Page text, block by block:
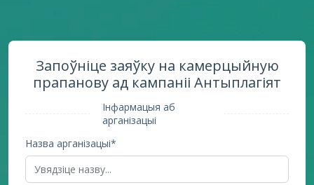
Запоўніце заяўку на камерцыйную
прапанову ад кампаніі Антыплагіят
Інфармацыя аб
арганізацыі
Назва арганізацыі*